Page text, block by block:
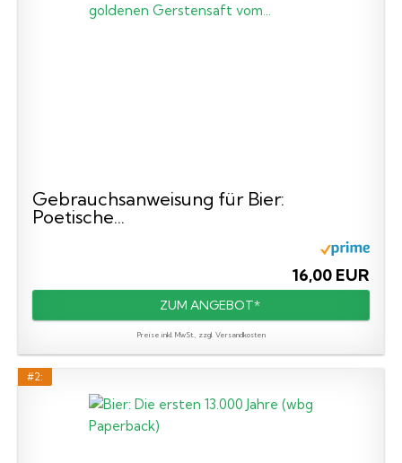
Gebrauchsanweisung für Bier:
Poetische...
16,00 EUR
ZUM ANGEBOT*
Preise inkl. MwSt., zzgl. Versandkosten
#2: